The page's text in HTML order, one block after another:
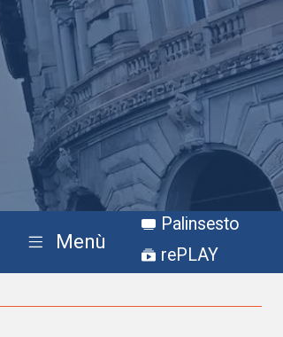
Menù
Palinsesto
rePLAY